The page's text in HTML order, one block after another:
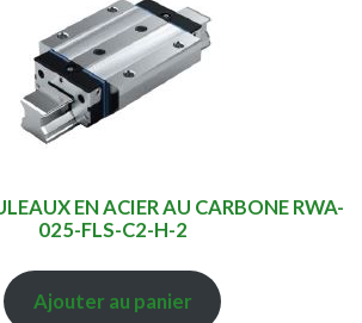
EN ACIER AU CARBONE RWA-
025-FLS-C2-H-2
Ajouter au panier